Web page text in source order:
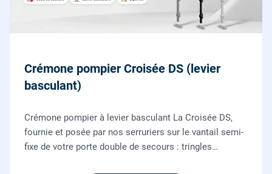
Crémone pompier Croisée DS (levier
basculant)
Crémone pompier à levier basculant La Croisée DS,
fournie et posée par nos serruriers sur le vantail semi-
fixe de votre porte double de secours : tringles